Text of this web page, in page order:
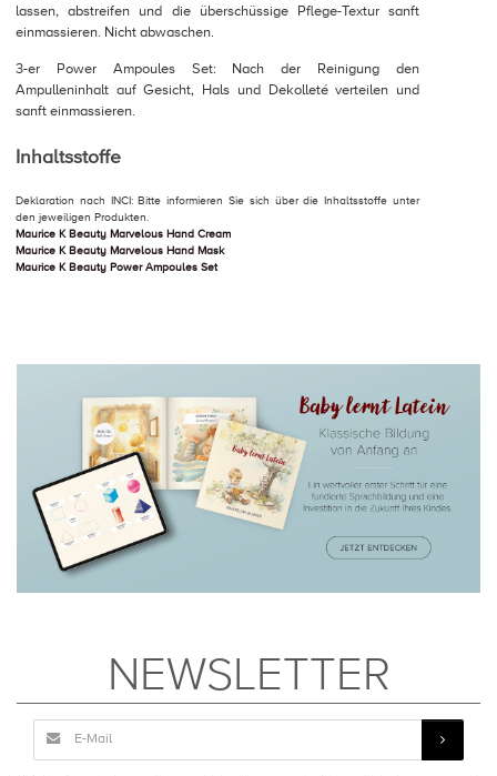
lassen, abstreifen und die überschüssige Pflege-Textur sanft
einmassieren. Nicht abwaschen.
3-er Power Ampoules Set: Nach der Reinigung den
Ampulleninhalt auf Gesicht, Hals und Dekolleté verteilen und
sanft einmassieren.
Inhaltsstoffe
Deklaration nach INCI: Bitte informieren Sie sich über die Inhaltsstoffe unter
den jeweiligen Produkten.
Maurice K Beauty Marvelous Hand Cream
Maurice K Beauty Marvelous Hand Mask
Maurice K Beauty Power Ampoules Set
NEWSLETTER